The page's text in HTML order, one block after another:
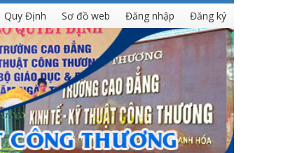
Quy Định Sơ đồ web Đăng nhập Đăng ký